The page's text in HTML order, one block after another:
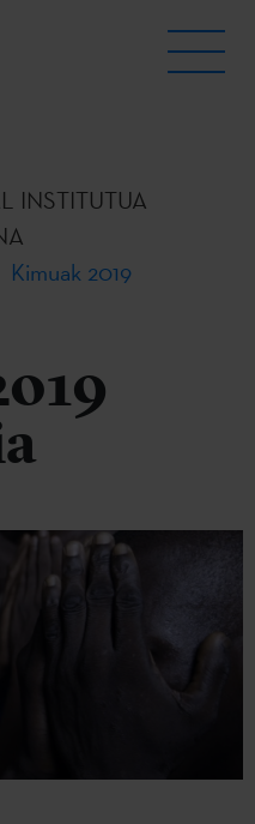
INSTITUTUA
Kimuak 2019